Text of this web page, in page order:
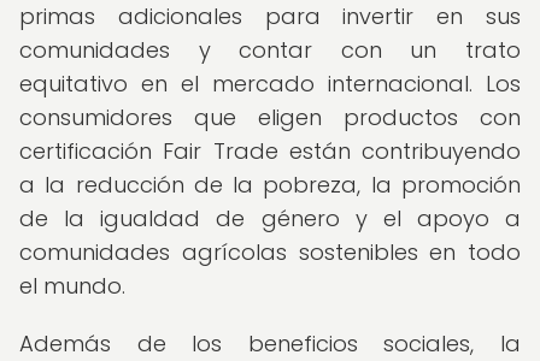
primas adicionales para invertir en sus
comunidades y contar con un trato
equitativo en el mercado internacional. Los
consumidores que eligen productos con
certificación Fair Trade están contribuyendo
a la reducción de la pobreza, la promoción
de la igualdad de género y el apoyo a
comunidades agrícolas sostenibles en todo
el mundo.
Además de los beneficios sociales, la